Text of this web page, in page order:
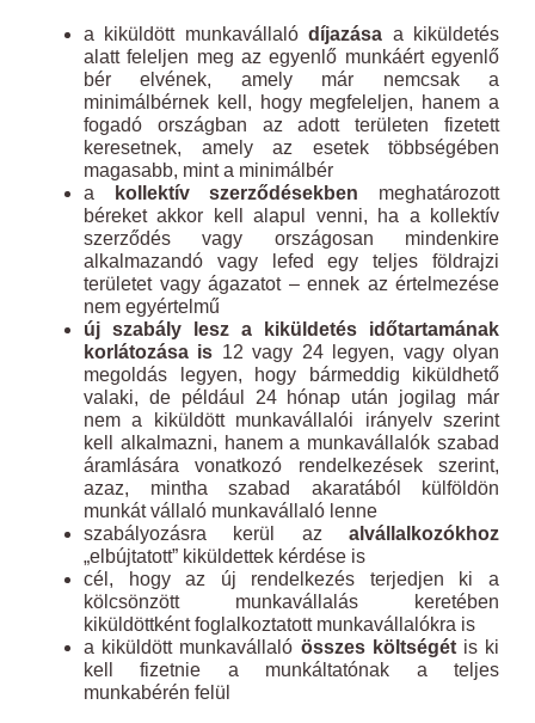
a kiküldött munkavállalódíjazása a kiküldetés
alatt feleljen meg az egyenlő munkáért egyenlő
bér elvének, amely már nemcsak a
minimálbérnek kell, hogy megfeleljen, hanem a
fogadó országban az adott területen fizetett
keresetnek, amely az esetek többségében
magasabb, mint a minimálbér
a
kollektív szerződésekben meghatározott
béreket akkor kell alapul venni, ha a kollektív
szerződés vagy országosan mindenkire
alkalmazandó vagy lefed egy teljes földrajzi
területet vagy ágazatot – ennek az értelmezése
nem egyértelmű
új szabály lesz a kiküldetés időtartamának
korlátozása is 12 vagy 24 legyen, vagy olyan
megoldás legyen, hogy bármeddig kiküldhető
valaki, de például 24 hónap után jogilag már
nem a kiküldött munkavállalói irányelv szerint
kell alkalmazni, hanem a munkavállalók szabad
áramlására vonatkozó rendelkezések szerint,
azaz, mintha szabad akaratából külföldön
munkát vállaló munkavállaló lenne
szabályozásra kerül az alvállalkozókhoz
„elbújtatott” kiküldettek kérdése is
cél, hogy az új rendelkezés terjedjen ki a
kölcsönzött munkavállalás keretében
kiküldöttként foglalkoztatott munkavállalókra is
a kiküldött munkavállaló összes költségétis ki
kell fizetnie a munkáltatónak a teljes
munkabérén felül